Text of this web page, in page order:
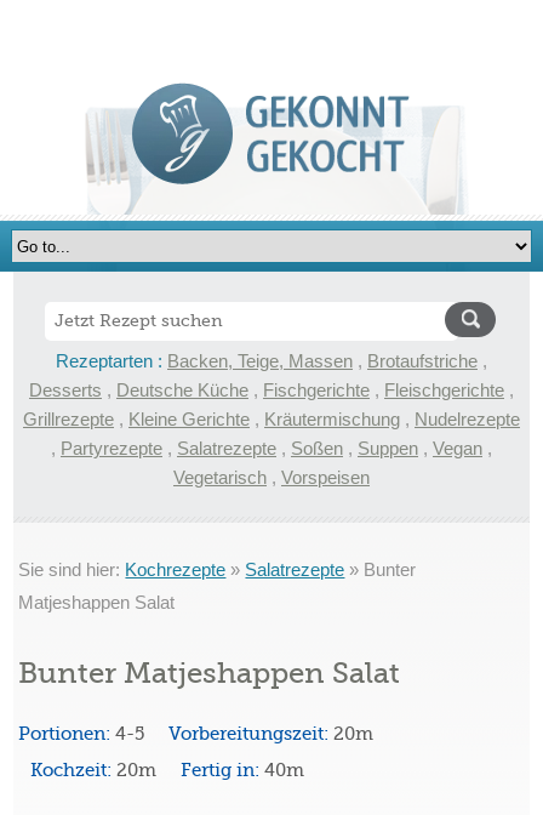
Rezeptarten : Backen, Teige, Massen , Brotaufstriche ,
Desserts , Deutsche Küche , Fischgerichte , Fleischgerichte ,
Grillrezepte , Kleine Gerichte , Kräutermischung , Nudelrezepte
, Partyrezepte , Salatrezepte , Soßen , Suppen , Vegan ,
Vegetarisch , Vorspeisen
Sie sind hier: Kochrezepte » Salatrezepte » Bunter
Matjeshappen Salat
Bunter Matjeshappen Salat
Portionen:4-5 Vorbereitungszeit:20m
Kochzeit:20m Fertig in:40m